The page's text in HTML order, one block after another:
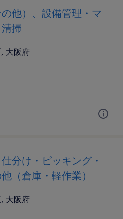
他）、設備管理・マ
掃
大阪府
分け・ピッキング・
（倉庫・軽作業）
大阪府